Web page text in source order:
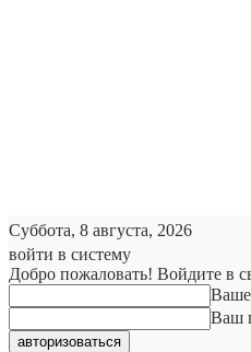
Суббота, 8 августа, 2026
войти в систему
Добро пожаловать! Войдите в
Ваше
Ваш